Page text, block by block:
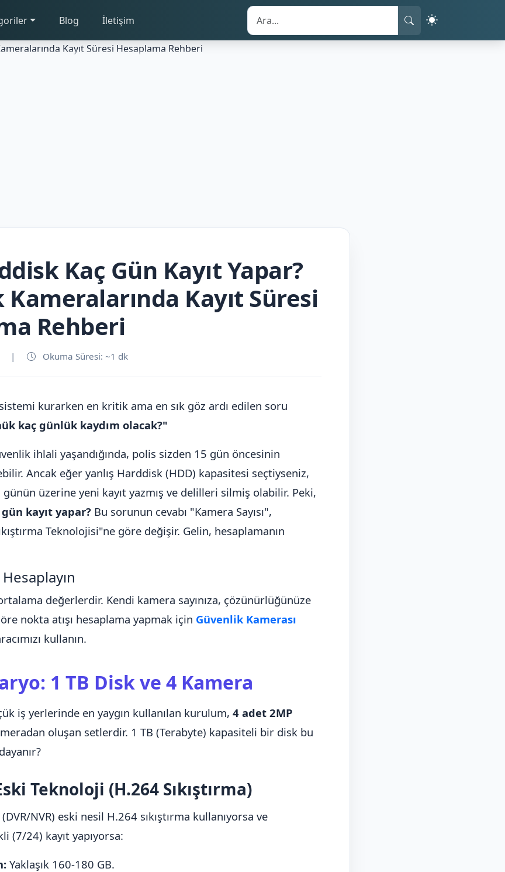
Blog İletişim
Kaç Gün Kayıt Yapar?
Kayıt Süresi
Rehberi
| Okuma Süresi: ~1 dk
kurarken en kritik ama en sık göz ardı edilen soru
kaç günlük kaydım olacak?"
ihlali yaşandığında, polis sizden 15 gün öncesinin
Ancak eğer yanlış Harddisk (HDD) kapasitesi seçtiyseniz,
üzerine yeni kayıt yazmış ve delilleri silmiş olabilir. Peki,
kayıt yapar?Bu sorunun cevabı "Kamera Sayısı",
Teknolojisi"ne göre değişir. Gelin, hesaplamanın
değerlerdir. Kendi kamera sayınıza, çözünürlüğünüze
nokta atışı hesaplama yapmak için Güvenlik Kamerası
kullanın.
1 TB Disk ve 4 Kamera
iş yerlerinde en yaygın kullanılan kurulum, 4 adet 2MP
oluşan setlerdir. 1 TB (Terabyte) kapasiteli bir disk bu
Teknoloji (H.264 Sıkıştırma)
(DVR/NVR) eski nesil H.264 sıkıştırma kullanıyorsa ve
(7/24) kayıt yapıyorsa:
Yaklaşık 160-180 GB.